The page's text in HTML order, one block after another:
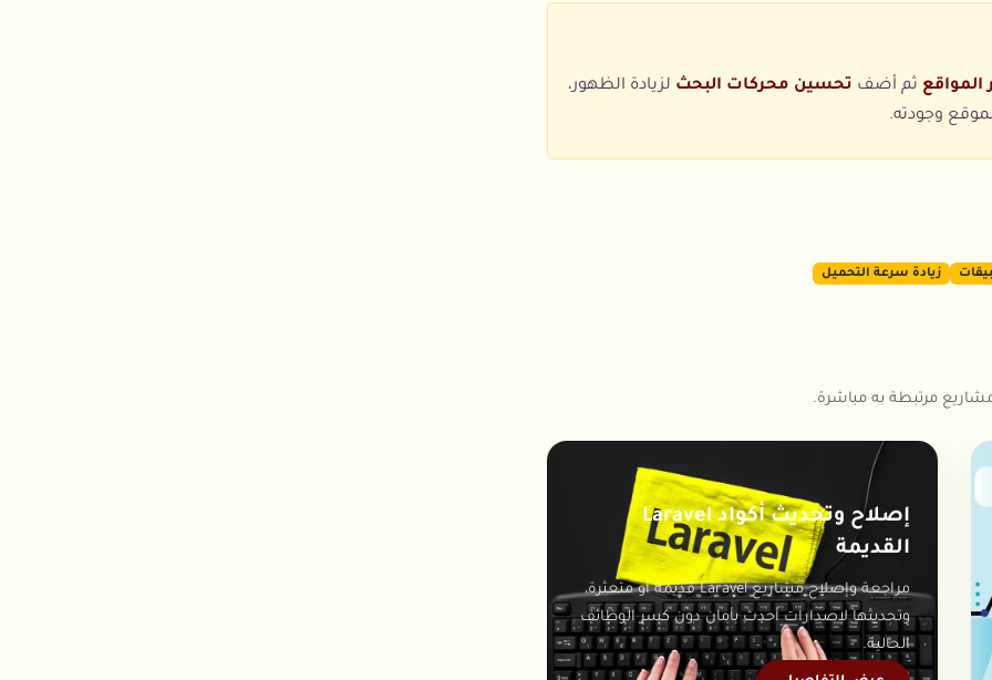
ثم أضف تحسين محركات البحث لزيادة الظهور،
وجودته.
زيادة سرعة التحميل
مرتبطة به مباشرة.
تحسين سرعة المواقع ومؤشرات
الأداء
تحسين سرعة تحميل الموقع ورفع مؤشرات Core
Web Vitals لتجربة مستخدم أفضل وترتيب أقوى في
نتائج البحث.